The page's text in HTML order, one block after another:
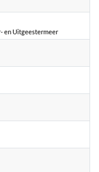
en Uitgeestermeer